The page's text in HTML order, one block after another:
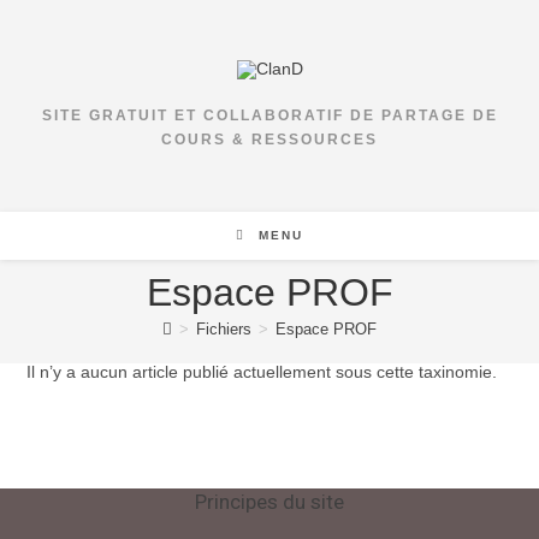
SITE GRATUIT ET COLLABORATIF DE PARTAGE DE
COURS & RESSOURCES
MENU
Espace PROF
> Fichiers > Espace PROF
Il n’y a aucun article publié actuellement sous cette taxinomie.
Principes du site